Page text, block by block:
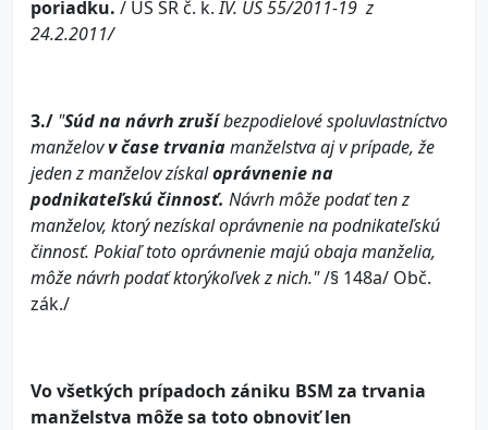
poriadku. / ÚS SR č. k.IV. ÚS 55/2011-19 z
24.2.2011/
3./ "Súd na návrh zrušíbezpodielové spoluvlastníctvo
manželovv čase trvaniamanželstva aj v prípade, že
jeden z manželov získaloprávnenie na
podnikateľskú činnosť. Návrh môže podať ten z
manželov, ktorý nezískal oprávnenie na podnikateľskú
činnosť. Pokiaľ toto oprávnenie majú obaja manželia,
môže návrh podať ktorýkoľvek z nich."/§ 148a/ Obč.
zák./
Vo všetkých prípadoch zániku BSM za trvania
manželstva môže sa toto obnoviť len